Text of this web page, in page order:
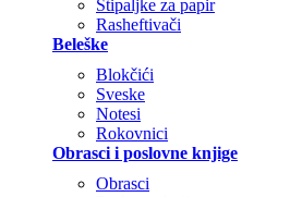
Štipaljke za papir
Rasheftivači
Beleške
Blokčići
Sveske
Notesi
Rokovnici
Obrasci i poslovne knjige
Obrasci